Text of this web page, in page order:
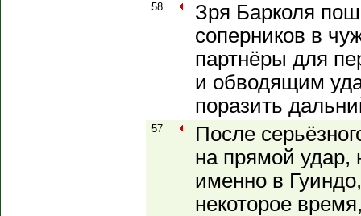
58
Зря Барколя
соперников в
партнёры для
и обводящим
поразить
57
После
на прямой удар,
именно в
некоторое